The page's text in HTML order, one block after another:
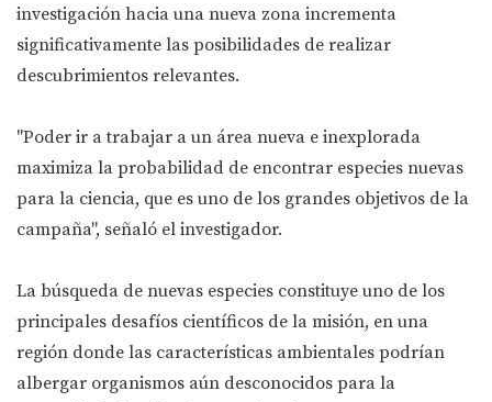
investigación hacia una nueva zona incrementa
significativamente las posibilidades de realizar
descubrimientos relevantes.
"Poder ir a trabajar a un área nueva e inexplorada
maximiza la probabilidad de encontrar especies nuevas
para la ciencia, que es uno de los grandes objetivos de la
campaña", señaló el investigador.
La búsqueda de nuevas especies constituye uno de los
principales desafíos científicos de la misión, en una
región donde las características ambientales podrían
albergar organismos aún desconocidos para la